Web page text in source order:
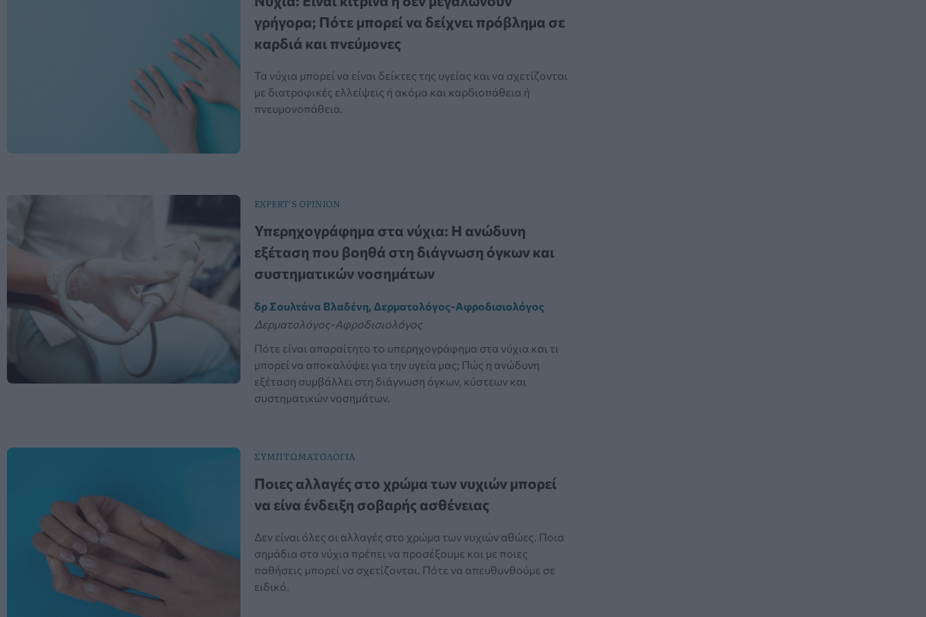
γρήγορα; Πότε μπορεί να δείχνει πρόβλημα σε
καρδιά και πνεύμονες
Τα νύχια μπορεί να είναι δείκτες της υγείας και να σχετίζονται
με διατροφικές ελλείψεις ή ακόμα και καρδιοπάθεια ή
πνευμονοπάθεια.
EXPERT'S OPINION
Υπερηχογράφημα στα νύχια: Η ανώδυνη
εξέταση που βοηθά στη διάγνωση όγκων και
συστηματικών νοσημάτων
δρ Σουλτάνα Βλαδένη, Δερματολόγος-Αφροδισιολόγος
Δερματολόγος-Αφροδισιολόγος
Πότε είναι απαραίτητο το υπερηχογράφημα στα νύχια και τι
μπορεί να αποκαλύψει για την υγεία μας; Πώς η ανώδυνη
εξέταση συμβάλλει στη διάγνωση όγκων, κύστεων και
συστηματικών νοσημάτων.
ΣΥΜΠΤΩΜΑΤΟΛΟΓΙΑ
Ποιες αλλαγές στο χρώμα των νυχιών μπορεί
να είνα ένδειξη σοβαρής ασθένειας
Δεν είναι όλες οι αλλαγές στο χρώμα των νυχιών αθώες. Ποια
σημάδια στα νύχια πρέπει να προσέξουμε και με ποιες
παθήσεις μπορεί νσ σχετίζονται. Πότε να απευθυνθούμε σε
ειδικό.